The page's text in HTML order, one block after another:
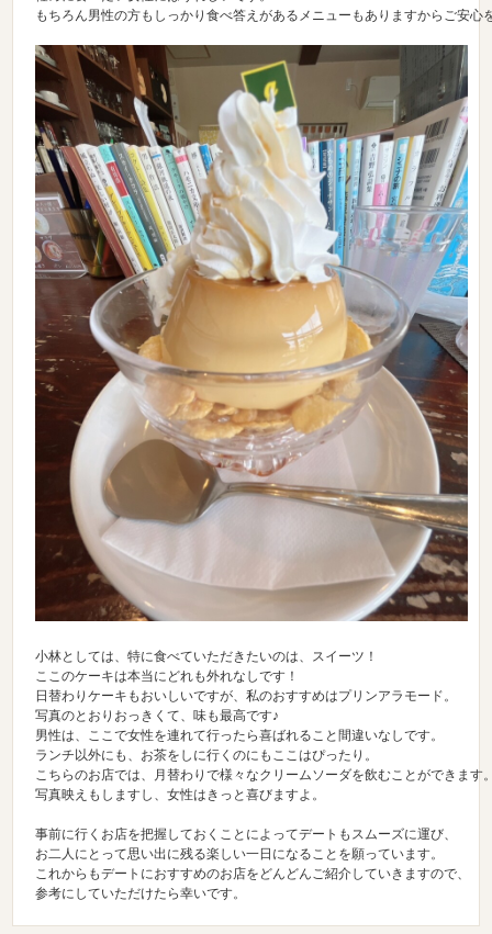
もちろん男性の方もしっかり食べ答えがあるメニューもありますからご安心
小林としては、特に食べていただきたいのは、スイーツ！
ここのケーキは本当にどれも外れなしです！
日替わりケーキもおいしいですが、私のおすすめはプリンアラモード。
写真のとおりおっきくて、味も最高です♪
男性は、ここで女性を連れて行ったら喜ばれること間違いなしです。
ランチ以外にも、お茶をしに行くのにもここはぴったり。
こちらのお店では、月替わりで様々なクリームソーダを飲むことができます
写真映えもしますし、女性はきっと喜びますよ。
事前に行くお店を把握しておくことによってデートもスムーズに運び、
お二人にとって思い出に残る楽しい一日になることを願っています。
これからもデートにおすすめのお店をどんどんご紹介していきますので、
参考にしていただけたら幸いです。